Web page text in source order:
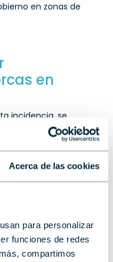
Acerca de las cookies
para personalizar
funciones de redes
compartimos
en zonas de
en
incidencia, se
colaborativas como
recientes. Esta
del entorno